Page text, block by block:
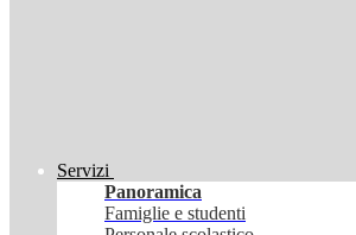
Servizi
Panoramica
Famiglie e studenti